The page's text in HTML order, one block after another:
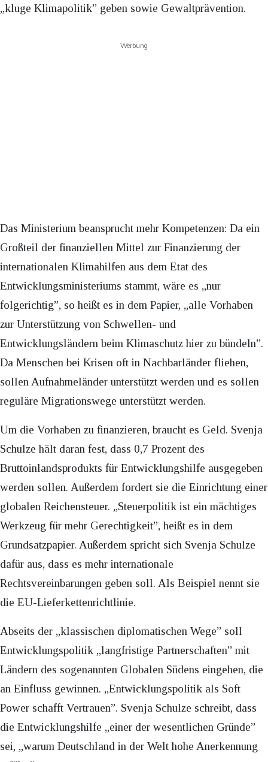
„kluge Klimapolitik” geben sowie Gewaltprävention.
Werbung
Das Ministerium beansprucht mehr Kompetenzen: Da ein
Großteil der finanziellen Mittel zur Finanzierung der
internationalen Klimahilfen aus dem Etat des
Entwicklungsministeriums stammt, wäre es „nur
folgerichtig”, so heißt es in dem Papier, „alle Vorhaben
zur Unterstützung von Schwellen- und
Entwicklungsländern beim Klimaschutz hier zu bündeln”.
Da Menschen bei Krisen oft in Nachbarländer fliehen,
sollen Aufnahmeländer unterstützt werden und es sollen
reguläre Migrationswege unterstützt werden.
Um die Vorhaben zu finanzieren, braucht es Geld. Svenja
Schulze hält daran fest, dass 0,7 Prozent des
Bruttoinlandsprodukts für Entwicklungshilfe ausgegeben
werden sollen. Außerdem fordert sie die Einrichtung einer
globalen Reichensteuer. „Steuerpolitik ist ein mächtiges
Werkzeug für mehr Gerechtigkeit”, heißt es in dem
Grundsatzpapier. Außerdem spricht sich Svenja Schulze
dafür aus, dass es mehr internationale
Rechtsvereinbarungen geben soll. Als Beispiel nennt sie
die EU-Lieferkettenrichtlinie.
Abseits der „klassischen diplomatischen Wege” soll
Entwicklungspolitik „langfristige Partnerschaften” mit
Ländern des sogenannten Globalen Südens eingehen, die
an Einfluss gewinnen. „Entwicklungspolitik als Soft
Power schafft Vertrauen”. Svenja Schulze schreibt, dass
die Entwicklungshilfe „einer der wesentlichen Gründe”
sei, „warum Deutschland in der Welt hohe Anerkennung